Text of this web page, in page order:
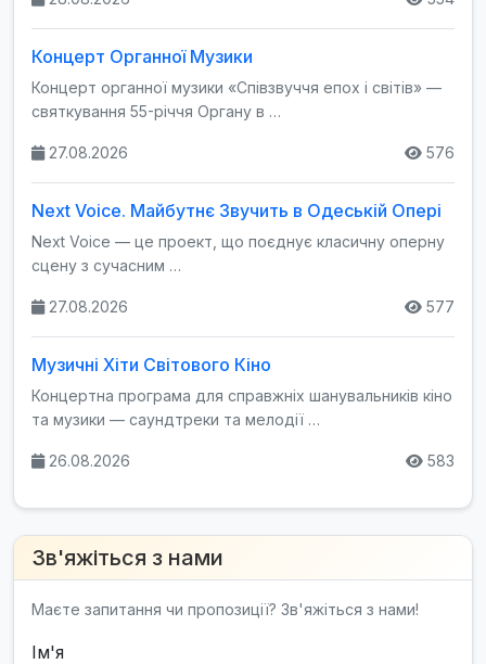
Концерт Органної Музики
Концерт органної музики «Співзвуччя епох і світів» —
святкування 55-річчя Органу в …
27.08.2026 576
Next Voice. Майбутнє Звучить в Одеській Опері
Next Voice — це проект, що поєднує класичну оперну
сцену з сучасним …
27.08.2026 577
Музичні Хіти Світового Кіно
Концертна програма для справжніх шанувальників кіно
та музики — саундтреки та мелодії …
26.08.2026 583
Зв'яжіться з нами
Маєте запитання чи пропозиції? Зв'яжіться з нами!
Ім'я